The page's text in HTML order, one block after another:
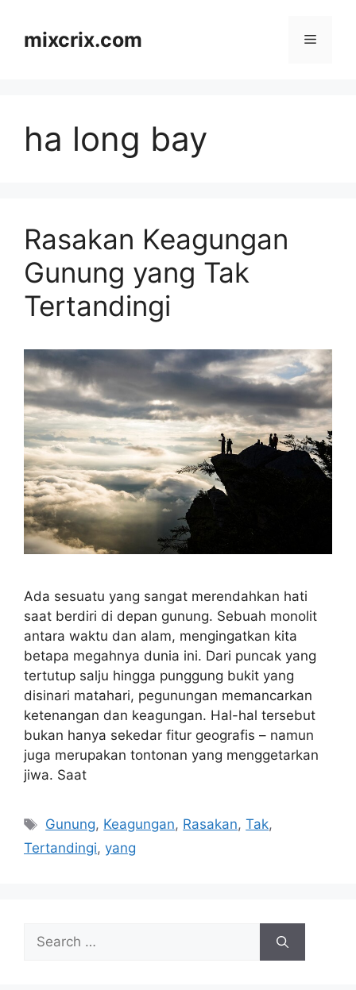
contentmixcrix.com Menu
ha long bay
Rasakan Keagungan
Gunung yang Tak
Tertandingi
Ada sesuatu yang sangat merendahkan hati
saat berdiri di depan gunung. Sebuah monolit
antara waktu dan alam, mengingatkan kita
betapa megahnya dunia ini. Dari puncak yang
tertutup salju hingga punggung bukit yang
disinari matahari, pegunungan memancarkan
ketenangan dan keagungan. Hal-hal tersebut
bukan hanya sekedar fitur geografis – namun
juga merupakan tontonan yang menggetarkan
jiwa. Saat
Tags
Gunung, Keagungan, Rasakan,Tak,
Tertandingi, yang
Search
for: